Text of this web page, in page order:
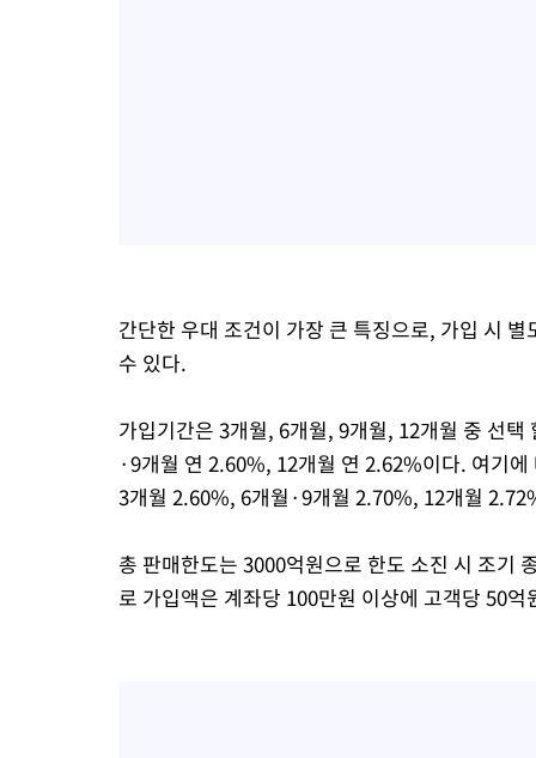
간단한 우대 조건이 가장 큰 특징으로, 가입 시
수 있다.
가입기간은 3개월, 6개월, 9개월, 12개월 중 선
·9개월 연 2.60%, 12개월 연 2.62%이다. 여기
3개월 2.60%, 6개월·9개월 2.70%, 12개월
총 판매한도는 3000억원으로 한도 소진 시 조기
로 가입액은 계좌당 100만원 이상에 고객당 50억